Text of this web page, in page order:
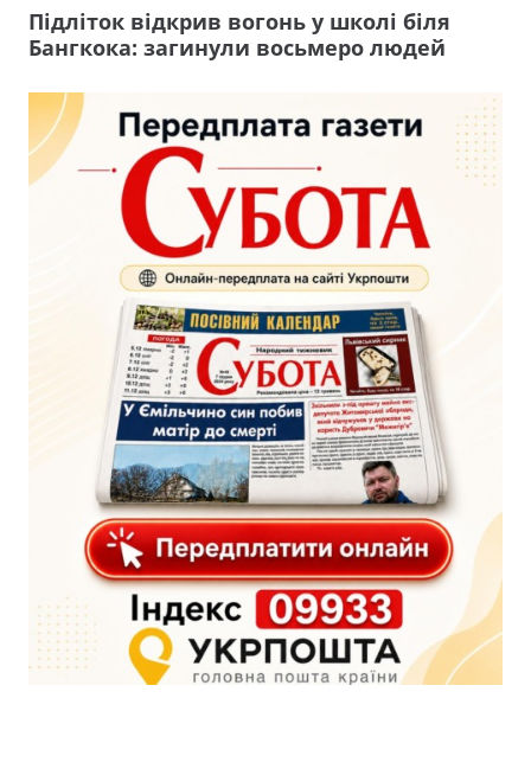
Підліток відкрив вогонь у школі біля
Бангкока: загинули восьмеро людей